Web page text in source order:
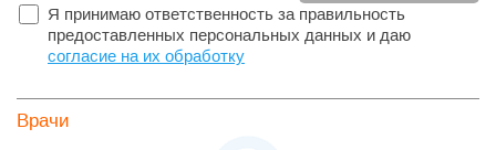
Я принимаю ответственность за правильность
предоставленных персональных данных и даю
согласие на их обработку
Врачи